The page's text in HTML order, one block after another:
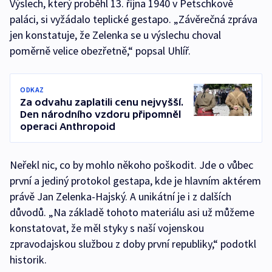
Výslech, který proběhl 13. října 1940 v Petschkově
paláci, si vyžádalo teplické gestapo. „Závěrečná zpráva
jen konstatuje, že Zelenka se u výslechu choval
poměrně velice obezřetně,“ popsal Uhlíř.
ODKAZ
Za odvahu zaplatili cenu nejvyšší.
Den národního vzdoru připomněl
operaci Anthropoid
Neřekl nic, co by mohlo někoho poškodit. Jde o vůbec
první a jediný protokol gestapa, kde je hlavním aktérem
právě Jan Zelenka-Hajský. A unikátní je i z dalších
důvodů. „Na základě tohoto materiálu asi už můžeme
konstatovat, že měl styky s naší vojenskou
zpravodajskou službou z doby první republiky,“ podotkl
historik.